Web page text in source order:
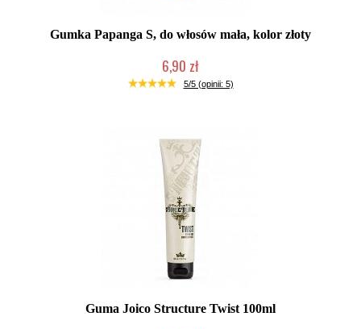
Gumka Papanga S, do włosów mała, kolor złoty
6,90 zł
Produkt wycofany
5/5 (opinii: 5)
Guma Joico Structure Twist 100ml